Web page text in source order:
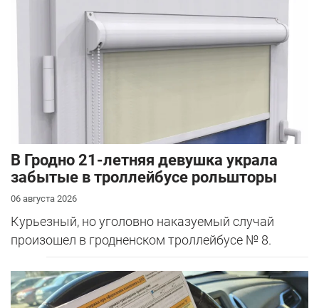
В Гродно 21-летняя девушка украла
забытые в троллейбусе рольшторы
06 августа 2026
Курьезный, но уголовно наказуемый случай
произошел в гродненском троллейбусе № 8.